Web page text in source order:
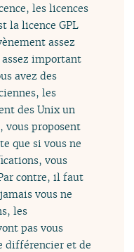
les licences
la licence GPL
assez
important
avez des
les
des Unix un
vous proposent
que si vous ne
vous
contre, il faut
vous ne
les
pas vous
différencier et de